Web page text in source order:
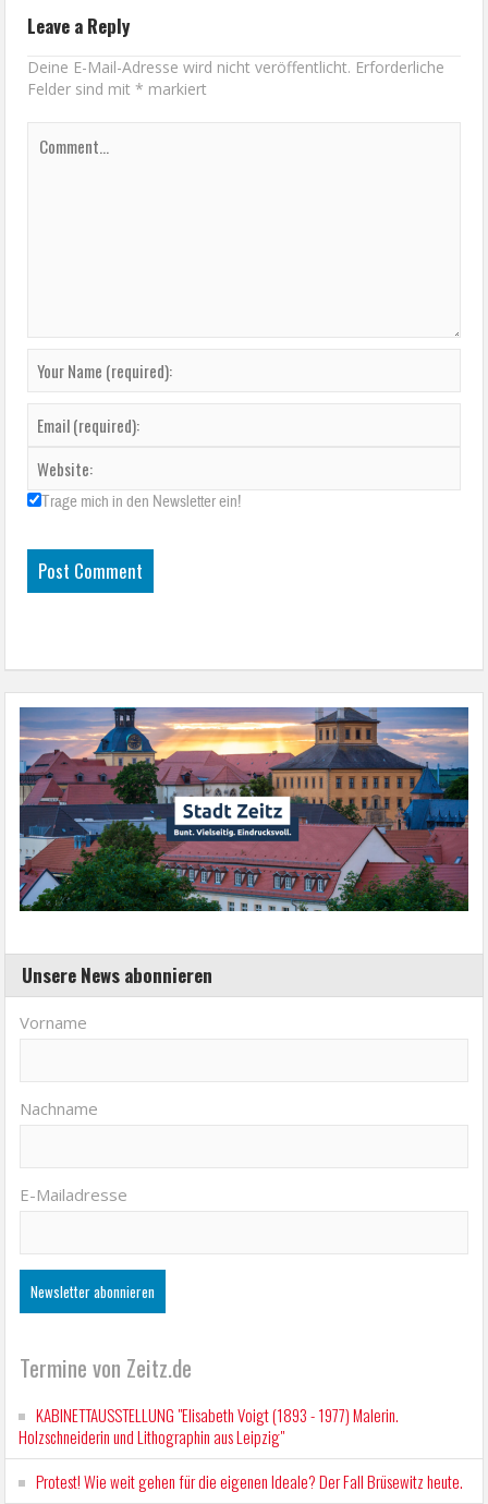
Leave a Reply
Deine E-Mail-Adresse wird nicht veröffentlicht. Erforderliche
Felder sind mit* markiert
Trage mich in den Newsletter ein!
Unsere News abonnieren
Vorname
Nachname
E-Mailadresse
Termine von Zeitz.de
KABINETTAUSSTELLUNG "Elisabeth Voigt (1893 - 1977) Malerin.
Holzschneiderin und Lithographin aus Leipzig"
Protest! Wie weit gehen für die eigenen Ideale? Der Fall Brüsewitz heute.